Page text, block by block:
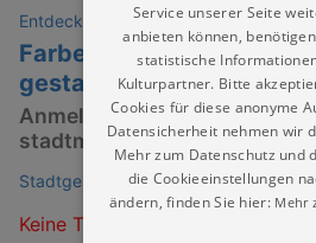
Entdeckungen
Farbe trifft Form -
gestaltet.
Anmeldung erwünscht
stadtmuseum@leipzig.de
Stadtgeschichtliches Museum Leipzig
Keine Termine
Service unserer Seite
anbieten können,
statistische
Kulturpartner. Bitte
Cookies für diese anonyme
Datensicherheit nehmen wir
Mehr zum Datenschutz und
die Cookieeinstellungen
ändern, finden Sie hier: Mehr